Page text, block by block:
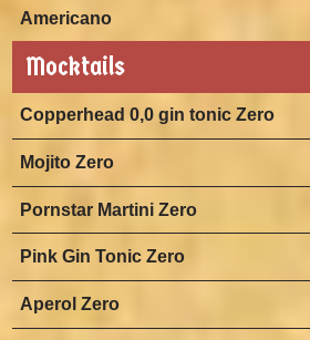
Americano
Mocktails
Copperhead 0,0 gin tonic Zero
Mojito Zero
Pornstar Martini Zero
Pink Gin Tonic Zero
Aperol Zero